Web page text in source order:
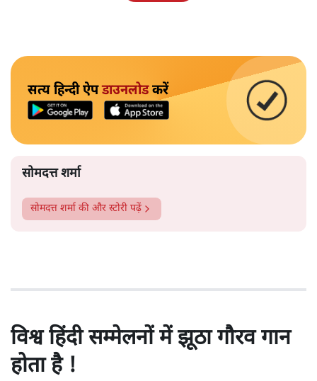
सत्य हिन्दी ऐपडाउनलोडकरें
सोमदत्त शर्मा
सोमदत्त शर्मा की और स्टोरी पढ़ें
विश्व हिंदी सम्मेलनों में झूठा गौरव गान
होता है !